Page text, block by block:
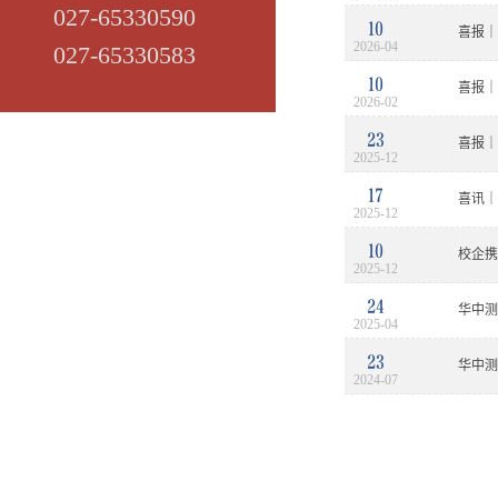
027-65330590
027-65330583
10
2026-04
喜报
10
2026-02
喜报
23
2025-12
喜报
17
2025-12
喜讯
10
2025-12
校企
24
2025-04
华中
23
2024-07
华中